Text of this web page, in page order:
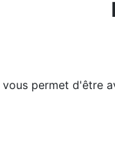
vous permet d'être